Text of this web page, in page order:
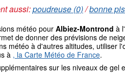
aussi:poudreuse (0)/bonne
météo pour Albiez-Montrond à
de donner des prévisions de
météo à d'autres altitudes, utiliser
à , la Carte Météo de France.
sur les niveaux de